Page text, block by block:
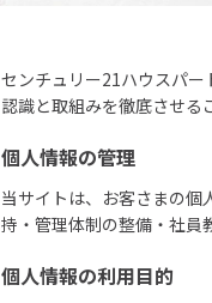
センチュリー21ハウスパ
認識と取組みを徹底させる
個人情報の管理
当サイトは、お客さまの個
持・管理体制の整備・社員
個人情報の利用目的